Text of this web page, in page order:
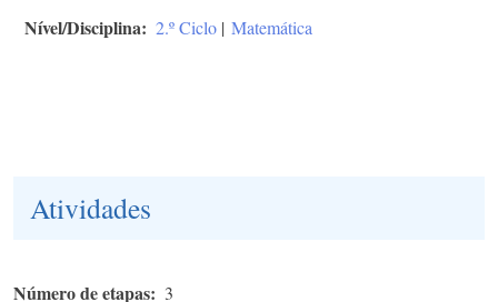
Nível/Disciplina 2.º Ciclo | Matemática
Atividades
Número de etapas 3